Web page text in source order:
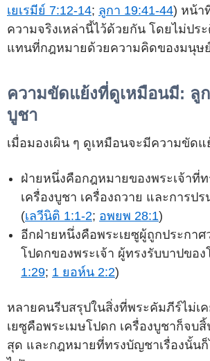
เยเรมีย์ 7:12-14; ลูกา 19:41-44) หน้า
ความจริงเหล่านี้ไว้ด้วยกัน โดยไม่ปร
แทนที่กฎหมายด้วยความคิดของมนุษย์
ความขัดแย้งที่ดูเหมือนมี: ลู
บูชา
เมื่อมองเผิน ๆ ดูเหมือนจะมีความขัดแ
ฝ่ายหนึ่งคือกฎหมายของพระเจ้าที่ท
เครื่องบูชา เครื่องถวาย และการป
(เลวีนิติ 1:1-2; อพยพ 28:1)
อีกฝ่ายหนึ่งคือพระเยซูผู้ถูกประกาศ
โปดกของพระเจ้า ผู้ทรงรับบาปของ
1:29; 1 ยอห์น 2:2)
หลายคนรีบสรุปในสิ่งที่พระคัมภีร์ไม่เค
เยซูคือพระเมษโปดก เครื่องบูชาก็จบ
สุด และกฎหมายที่ทรงบัญชาเรื่องนั้น